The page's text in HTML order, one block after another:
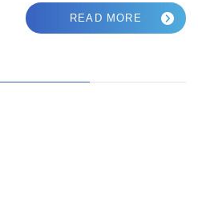
READ MORE